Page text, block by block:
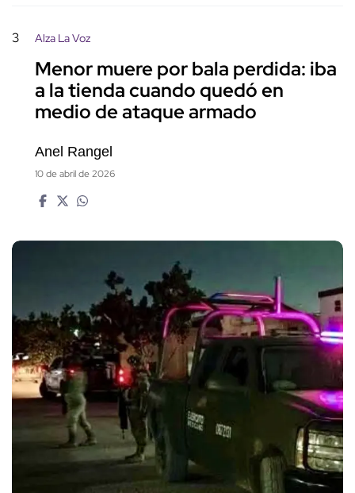
3 Alza La Voz
Menor muere por bala perdida: iba
a la tienda cuando quedó en
medio de ataque armado
Anel Rangel
10 de abril de 2026